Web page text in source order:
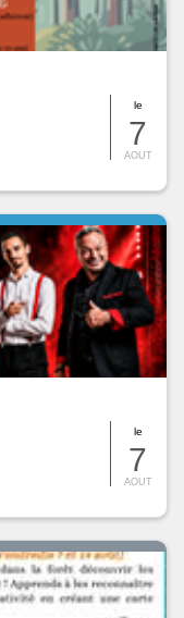
le
7
AOUT
le
7
AOUT